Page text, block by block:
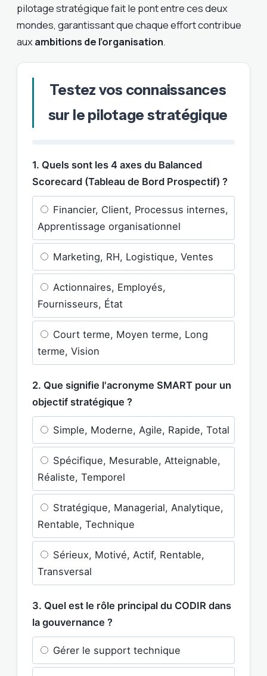
pilotage stratégique fait le pont entre ces deux
mondes, garantissant que chaque effort contribue
auxambitions de l’organisation.
Testez vos connaissances
sur le pilotage stratégique
1. Quels sont les 4 axes du Balanced
Scorecard (Tableau de Bord Prospectif) ?
Financier, Client, Processus internes,
Apprentissage organisationnel
Marketing, RH, Logistique, Ventes
Actionnaires, Employés,
Fournisseurs, État
Court terme, Moyen terme, Long
terme, Vision
2. Que signifie l'acronyme SMART pour un
objectif stratégique ?
Simple, Moderne, Agile, Rapide, Total
Spécifique, Mesurable, Atteignable,
Réaliste, Temporel
Stratégique, Managerial, Analytique,
Rentable, Technique
Sérieux, Motivé, Actif, Rentable,
Transversal
3. Quel est le rôle principal du CODIR dans
la gouvernance ?
Gérer le support technique